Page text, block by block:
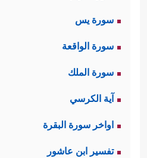
سورة يس
سورة الواقعة
سورة الملك
آية الكرسي
اواخر سورة البقرة
تفسير ابن عاشور